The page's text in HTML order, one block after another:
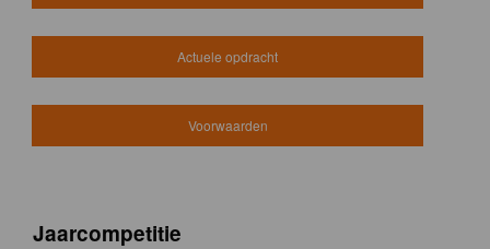
Actuele opdracht
Voorwaarden
Jaarcompetitie